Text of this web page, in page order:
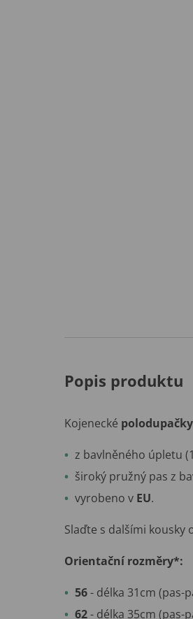
Popis produktu
Kojenecké polodupačky
z bavlněného úpletu
široký pružný pas z
vyrobeno v EU.
Slaďte s dalšími kousky
Orientační rozměry*:
56- délka 31cm (pas-
62- délka 35cm (pas-